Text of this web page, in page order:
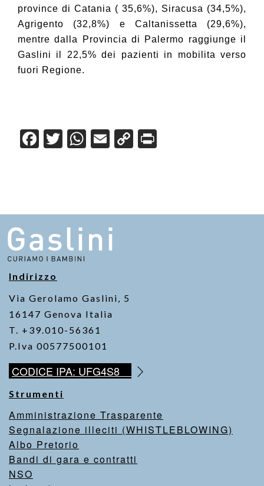
province di Catania ( 35,6%), Siracusa (34,5%),
Agrigento (32,8%) e Caltanissetta (29,6%),
mentre dalla Provincia di Palermo raggiunge il
Gaslini il 22,5% dei pazienti in mobilita verso
fuori Regione.
F
a
b
o
o
k
T
wi
W
h
A
p
p
E
m
C
o
Li
Indirizzo
Via Gerolamo Gaslini, 5
16147 Genova Italia
T. +39.010-56361
P.Iva 00577500101
CODICE IPA: UFG4S8
Strumenti
Amministrazione Trasparente
Segnalazione illeciti (WHISTLEBLOWING)
Albo Pretorio
Bandi di gara e contratti
NSO